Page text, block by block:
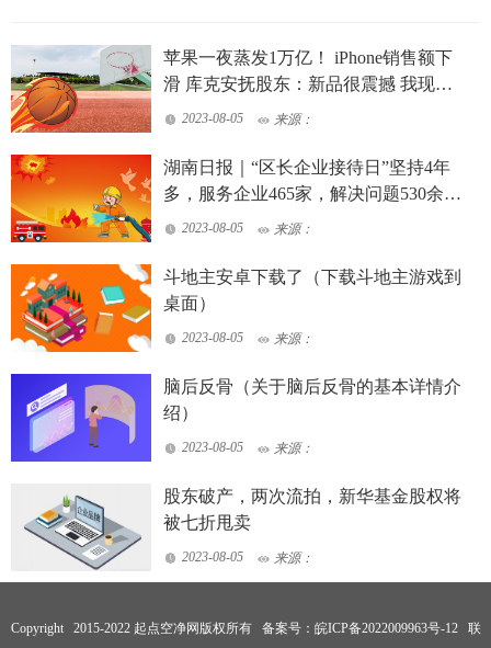
苹果一夜蒸发1万亿！ iPhone销售额下
滑 库克安抚股东：新品很震撼 我现在
天天用
2023-08-05 来源：
湖南日报｜“区长企业接待日”坚持4年
多，服务企业465家，解决问题530余个
——天心区打造全省营商环境“首善之
2023-08-05 来源：
斗地主安卓下载了（下载斗地主游戏到
桌面）
2023-08-05 来源：
脑后反骨（关于脑后反骨的基本详情介
绍）
2023-08-05 来源：
股东破产，两次流拍，新华基金股权将
被七折甩卖
2023-08-05 来源：
Copyright 2015-2022 起点空净网版权所有 备案号： 皖ICP备2022009963号-12联